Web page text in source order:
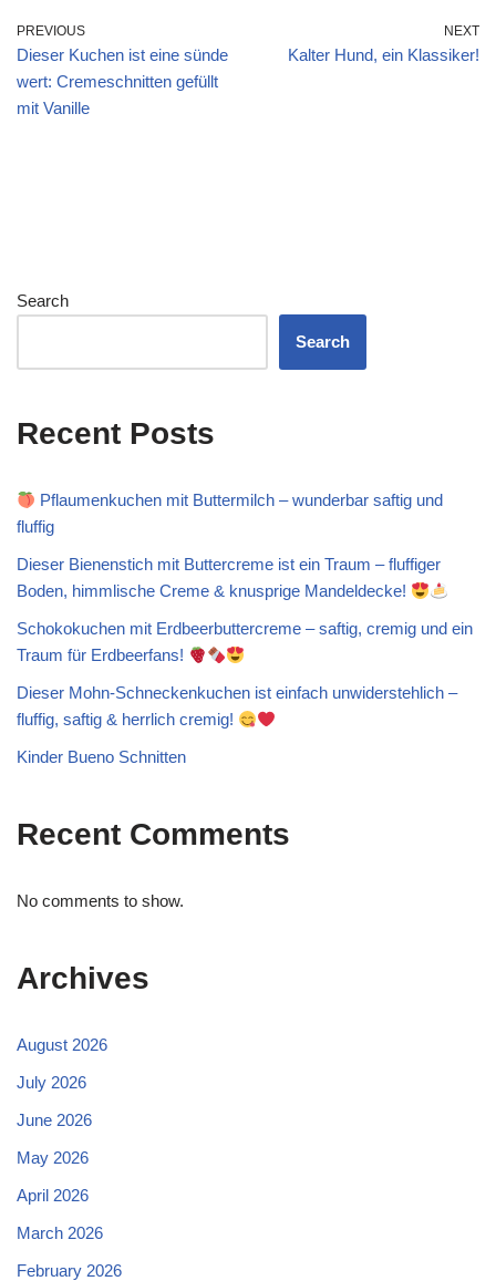
PREVIOUS
Dieser Kuchen ist eine sünde
wert: Cremeschnitten gefüllt
mit Vanille
NEXT
Kalter Hund, ein Klassiker!
Search
Search
Recent Posts
Pflaumenkuchen mit Buttermilch – wunderbar saftig und
fluffig
Dieser Bienenstich mit Buttercreme ist ein Traum – fluffiger
Boden, himmlische Creme & knusprige Mandeldecke!
Schokokuchen mit Erdbeerbuttercreme – saftig, cremig und ein
Traum für Erdbeerfans!
Dieser Mohn-Schneckenkuchen ist einfach unwiderstehlich –
fluffig, saftig & herrlich cremig!
Kinder Bueno Schnitten
Recent Comments
No comments to show.
Archives
August 2026
July 2026
June 2026
May 2026
April 2026
March 2026
February 2026